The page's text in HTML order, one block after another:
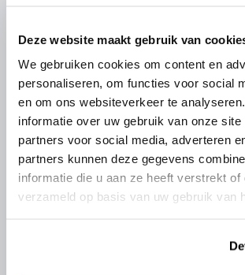
Deze website maakt gebruik van
We gebruiken cookies om content en
personaliseren, om functies voor social
en om ons websiteverkeer te
informatie over uw gebruik van onze site
partners voor social media, adverteren
partners kunnen deze gegevens
informatie die u aan ze heeft verstrekt of
verzameld op basis van uw gebruik van
DIENSTEN
Financieel beheer
Technisch beheer
Ambassadeur
Algemene voorwaarden
Disclaimer